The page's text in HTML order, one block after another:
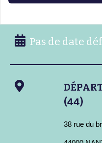
Pas de date
(44)
38 rue du